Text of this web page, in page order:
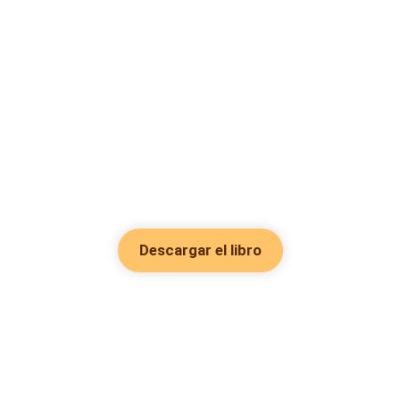
Descargar el libro